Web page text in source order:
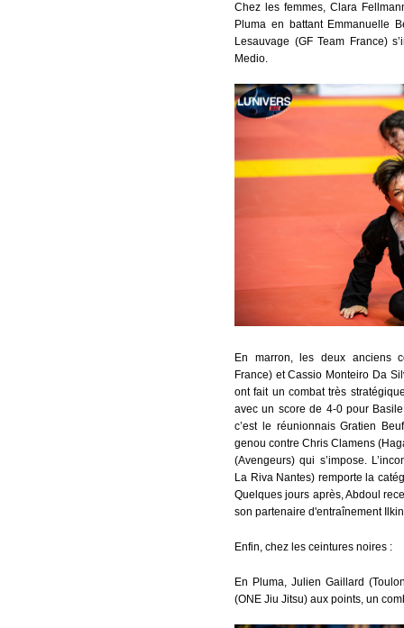
Chez les femmes, Clara
Pluma en battant Emmanuelle
Lesauvage (GF Team France)
Medio.
En marron, les deux anciens
France) et Cassio Monteiro Da
ont fait un combat très
avec un score de 4-0 pour
c’est le réunionnais Gratien
genou contre Chris Clamens
(Avengeurs) qui s’impose.
La Riva Nantes) remporte la
Quelques jours après, Abdoul
son partenaire d'entraînement
Enfin, chez les ceintures noires :
En Pluma, Julien Gaillard
(ONE Jiu Jitsu) aux points, un